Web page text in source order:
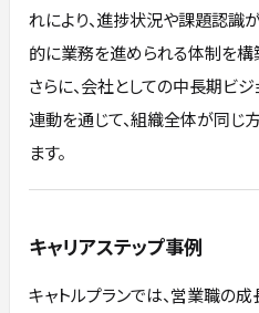
れにより、進捗状況や課題認識
的に業務を進められる体制を構
さらに、会社としての中長期ビ
連動を通じて、組織全体が同じ
ます。
キャリアステップ事例
キャトルプランでは、営業職の